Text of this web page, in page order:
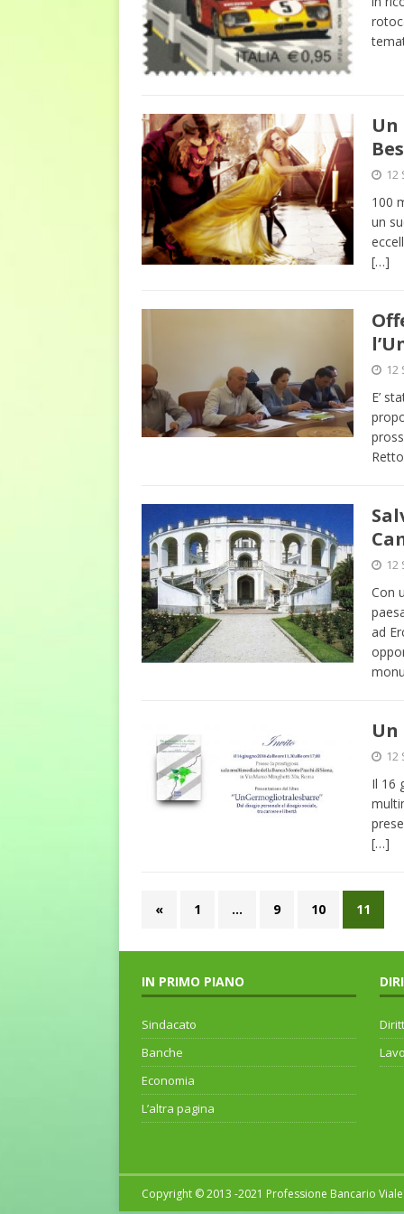
Un
12
100
un
[…]
12
E’
12
Con
ad
12
Il 16
[…]
« 1 … 9 10 11
IN PRIMO PIANO
Sindacato
Banche
Economia
L’altra pagina
Copyright © 2013 -2021 Professione Bancario